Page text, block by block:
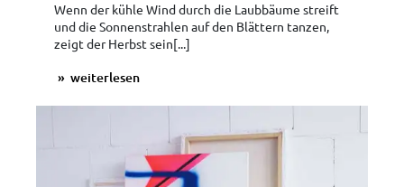
Wenn der kühle Wind durch die Laubbäume streift
und die Sonnenstrahlen auf den Blättern tanzen,
zeigt der Herbst sein[...]
weiterlesen